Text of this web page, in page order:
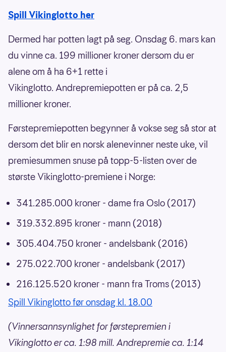
Spill Vikinglotto her
Dermed har potten lagt på seg. Onsdag 6. mars kan
du vinne ca. 199 millioner kroner dersom du er
alene om å ha 6+1 rette i
Vikinglotto. Andrepremiepotten er på ca. 2,5
millioner kroner.
Førstepremiepotten begynner å vokse seg så stor at
dersom det blir en norsk alenevinner neste uke, vil
premiesummen snuse på topp-5-listen over de
største Vikinglotto-premiene i Norge:
341.285.000 kroner - dame fra Oslo (2017)
319.332.895 kroner - mann (2018)
305.404.750 kroner - andelsbank (2016)
275.022.700 kroner - andelsbank (2017)
216.125.520 kroner - mann fra Troms (2013)
Spill Vikinglotto før onsdag kl. 18.00
(Vinnersannsynlighet for førstepremien i
Vikinglotto er ca. 1:98 mill. Andrepremie ca. 1:14